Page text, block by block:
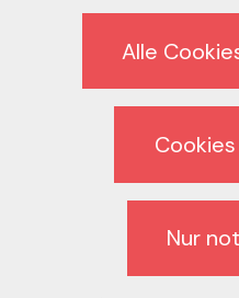
Datenschutz
Abmeldung vom Newsletter
Cookies Einstellung
Alle
Nur